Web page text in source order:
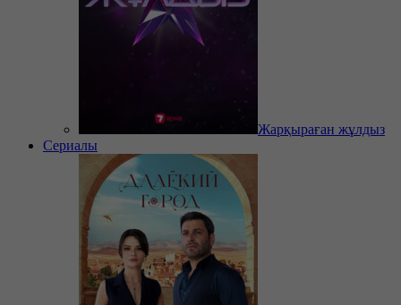
Жарқыраған жұлдыз
Сериалы